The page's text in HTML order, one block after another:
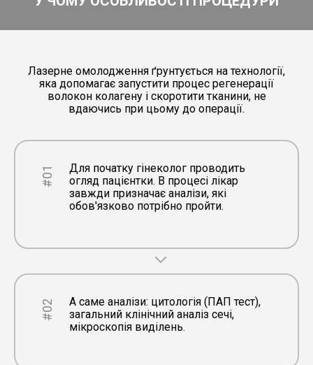
Лазерне омолодження ґрунтується на технології,
яка допомагає запустити процес регенерації
волокон колагену і скоротити тканини, не
вдаючись при цьому до операції.
#01
Для початку гінеколог проводить
огляд пацієнтки. В процесі лікар
завжди призначає аналізи, які
обов'язково потрібно пройти.
#02
А саме аналізи: цитологія (ПАП тест),
загальний клінічний аналіз сечі,
мікроскопія виділень.